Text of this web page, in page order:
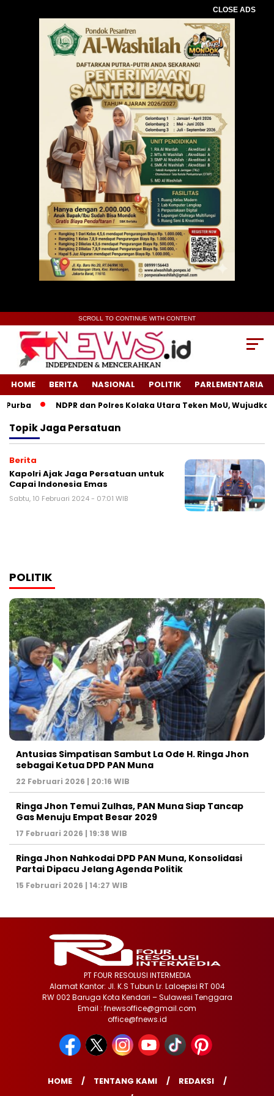
CLOSE ADS
SCROLL TO CONTINUE WITH CONTENT
HOME BERITA NASIONAL POLITIK PARLEMENTARIA
NDPR dan Polres Kolaka Utara Teken MoU,
TopikJaga Persatuan
Berita
Kapolri Ajak Jaga Persatuan untuk
Capai Indonesia Emas
Sabtu, 10 Februari 2024 - 07:01 WIB
POLITIK
Antusias Simpatisan Sambut La Ode H. Ringa Jhon
sebagai Ketua DPD PAN Muna
22 Februari 2026 | 20:16 WIB
Ringa Jhon Temui Zulhas, PAN Muna Siap Tancap
Gas Menuju Empat Besar 2029
17 Februari 2026 | 19:38 WIB
Ringa Jhon Nahkodai DPD PAN Muna, Konsolidasi
Partai Dipacu Jelang Agenda Politik
15 Februari 2026 | 14:27 WIB
PT FOUR RESOLUSI INTERMEDIA
Alamat Kantor: Jl. K.S Tubun Lr. Laloepisi RT 004
RW 002 Baruga Kota Kendari – Sulawesi Tenggara
Email : fnewsoffice@gmail.com
office@fnews.id
HOME TENTANG KAMI
REDAKSI